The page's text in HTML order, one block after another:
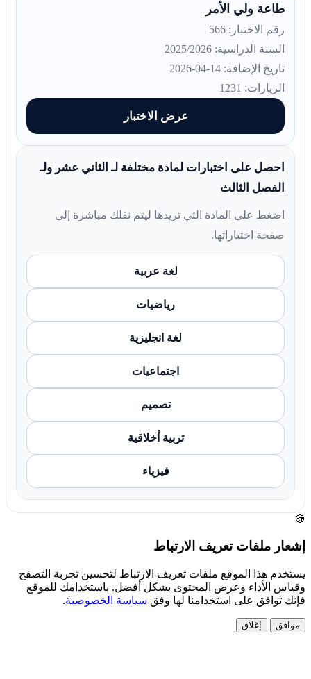
طاعة ولي الأمر
رقم الاختبار: 566
السنة الدراسية: 2025/2026
تاريخ الإضافة: 14-04-2026
الزيارات: 1231
عرض الاختبار
احصل على اختبارات لمادة مختلفة لـ الثاني عشر ولـ
الفصل الثالث
اضغط على المادة التي تريدها ليتم نقلك مباشرة إلى
صفحة اختباراتها.
لغة عربية
رياضيات
لغة انجليزية
اجتماعيات
تصميم
تربية أخلاقية
فيزياء
🍪
إشعار ملفات تعريف الارتباط
يستخدم هذا الموقع ملفات تعريف الارتباط لتحسين تجربة التصفح
وقياس الأداء وعرض المحتوى بشكل أفضل. باستخدامك للموقع
فإنك توافق على استخدامنا لها وفق سياسة الخصوصية.
موافق إغلاق